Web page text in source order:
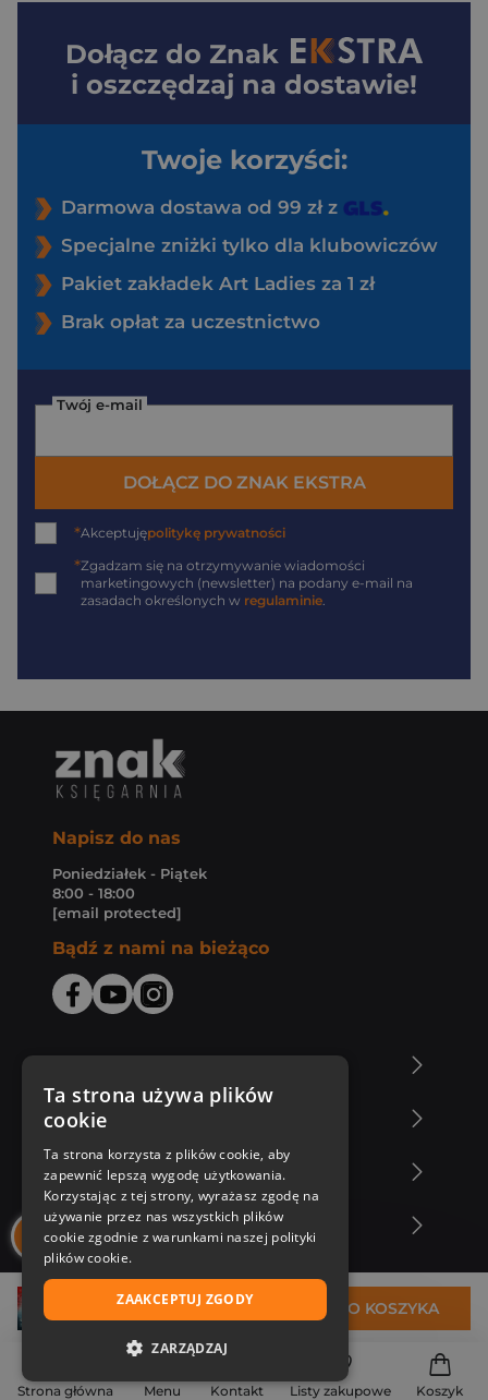
Strona główna Menu Kontakt Listy zakupowe Koszyk
30,37 zł DO KOSZYKA
Dołącz do Znak
i oszczędzaj na dostawie!
Twoje korzyści:
Darmowa dostawa od 99 zł z
Specjalne zniżki tylko dla klubowiczów
Pakiet zakładek Art Ladies za 1 zł
Brak opłat za uczestnictwo
Twój e-mail
DOŁĄCZ DO ZNAK EKSTRA
*Akceptujępolitykę prywatności
*Zgadzam się na otrzymywanie wiadomości
marketingowych (newsletter) na podany e-mail na
zasadach określonych w regulaminie.
Napisz do nas
Poniedziałek - Piątek
8:00 - 18:00
[email protected]
Bądź z nami na bieżąco
Zakupy u nas
Nasza oferta
Nasi autorzy
Ta strona używa plików
cookie
Ta strona korzysta z plików cookie, aby
zapewnić lepszą wygodę użytkowania.
Korzystając z tej strony, wyrażasz zgodę na
używanie przez nas wszystkich plików
cookie zgodnie z warunkami naszej polityki
plików cookie.
ZAAKCEPTUJ ZGODY
ZARZĄDZAJ
NIEZBĘDNE